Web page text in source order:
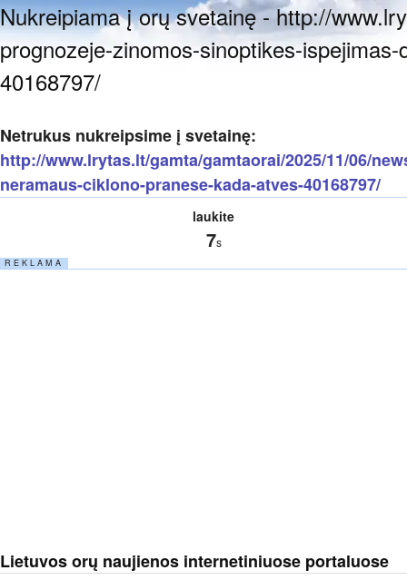
Nukreipiama į orų svetainę - http://
prognozeje-zinomos-sinoptikes-
40168797/
Netrukus nukreipsime į svetainę:
http://www.lrytas.lt/gamta/gamtaorai/2025/11/06/
neramaus-ciklono-pranese-kada-atves-40168797/
laukite
7s
R E K L A M A
Lietuvos orų naujienos internetiniuose portaluose